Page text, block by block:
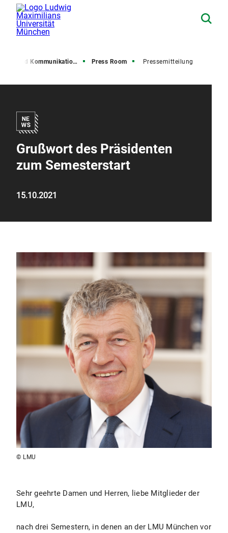
und Kommunikation (PuK) Press Room Pressemitteilung
Grußwort des Präsidenten
zum Semesterstart
15.10.2021
© LMU
Sehr geehrte Damen und Herren, liebe Mitglieder der
LMU,
nach drei Semestern, in denen an der LMU München vor